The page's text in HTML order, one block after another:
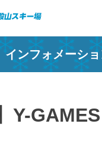
インフォメーシ
Y-